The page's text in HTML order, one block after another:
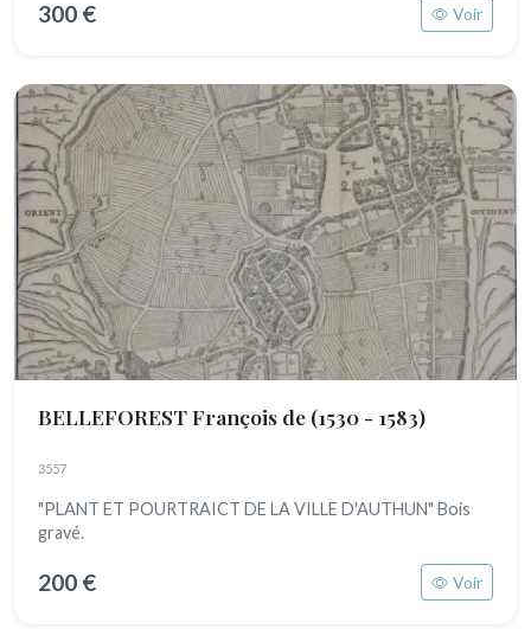
300 € Voir
BELLEFOREST François de (1530 - 1583)
3557
"PLANT ET POURTRAICT DE LA VILLE D'AUTHUN" Bois
gravé.
200 € Voir